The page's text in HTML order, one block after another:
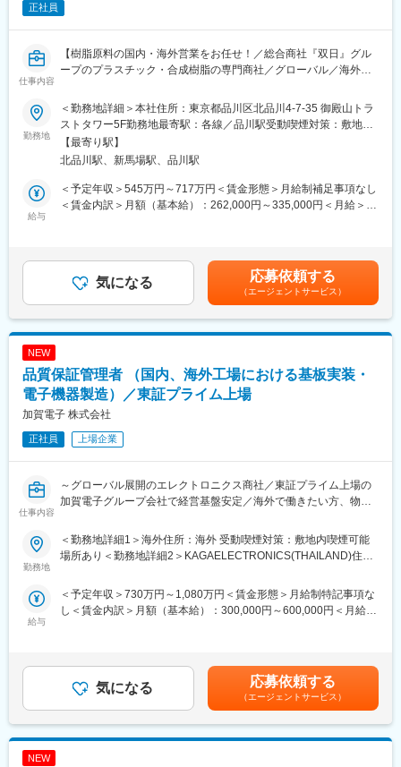
■当社について：
当社は、マニュアルクラッチ（手動変速装置用製品）やトルクコ
品、二輪車用クラッチなどを世界25ヶ国にあるグループ会社含め
52社で生産・販売をしております。
世界的な電動化への市場変化を見越して、電動新製品の開発を積
極的に行っております。
今まで培った技術を活かし、また、新たな新技術を取り入れ、世
界・社会への更なる貢献に向けて、取り組んでおります。
正社員
仕事内容
【樹脂原料の国内・海外営業をお任せ！／総合商社『双日』グル
ープのプラスチック・合成樹脂の専門商社／グローバル／海外駐
フレックス／働き方良好◎】
■職務内容：
総合商社『双日』のグループの合成樹脂商社である同社にて、高
付加価値プラスチック原料をはじめとする、合成樹脂原料の国
内・海外営業をご担当いただきます。
■業務詳細：
し）
◇高機能な素材を含め顧客の要望に合わせて製品を提案・受注し
ます。
ため、受発注担当の部署にて受発注業務・貿易業務に携わる予定
です。
■組織構成：
東京の営業部は、営業第１部、営業第２部の総勢12名で構成。
■海外駐在について：
きます！
海外拠点：香港、上海、深セン、フィリピン、インド、台湾、タ
■今後の展開について：
◇2026年10月：親会社である双日プラネット株式会社と同じフロ
◇2027年4月：双日プラネット株式会社と組織統合となり、新会
社双日プラマテック株式会社を発足。経営基盤を強化し、さらな
る事業拡大を目指します。
■同社について
勤務地
＜勤務地詳細＞本社住所：東京都品川区北品川4-7-35 御殿山トラ
ストタワー5F勤務地最寄駅：各線／品川駅受動喫煙対策：敷地内
喫煙可能場所あり変更の範囲：会社の定める事業所
【最寄り駅】
北品川駅、新馬場駅、品川駅
給与
＜予定年収＞545万円～717万円＜賃金形態＞月給制補足事項なし
＜賃金内訳＞月額（基本給）：262,000円～335,000円＜月給＞
6ヶ月)賃金はあくまでも目安の金額であり、選考を通じて上下す
る可能性があります。月給(月額)は固定手当を含めた表記です。
気になる 応募依頼する
（エージェントサービス）
NEW
品質保証管理者 （国内、海外工場における基板実装・
電子機器製造）／東証プライム上場
加賀電子 株式会社
正社員 上場企業
仕事内容
～グローバル展開のエレクトロニクス商社／東証プライム上場の
加賀電子グループ会社で経営基盤安定／海外で働きたい方、物づ
【変更の範囲：会社の定める業務】
■職務内容
機器、車載関連、家電の基板実装・組立工程において業務工程の
改善に努めていただきます。
いただきます。
■勤務地
加賀電子グループ日本工場、並びに海外工場のいずれかを想定し
ています。
勤務地
＜勤務地詳細1＞海外住所：海外 受動喫煙対策：敷地内喫煙可能
場所あり＜勤務地詳細2＞KAGAELECTRONICS(THAILAND)住
BANGCHALONG AMPHUR BANGPLEE, SAMUTPRAKARN
10540 THAILAND受動喫煙対策：屋内全面禁煙＜勤務地詳細3＞
港加賀電子＜シンセン＞有限公司住所：NO.13,Xin Xin
囲：本文参照
給与
＜予定年収＞730万円～1,080万円＜賃金形態＞月給制特記事項な
し＜賃金内訳＞月額（基本給）：300,000円～600,000円＜月給＞
みます。賃金はあくまでも目安の金額であり、選考を通じて上下
する可能性があります。月給(月額)は固定手当を含めた表記です。
気になる 応募依頼する
（エージェントサービス）
NEW